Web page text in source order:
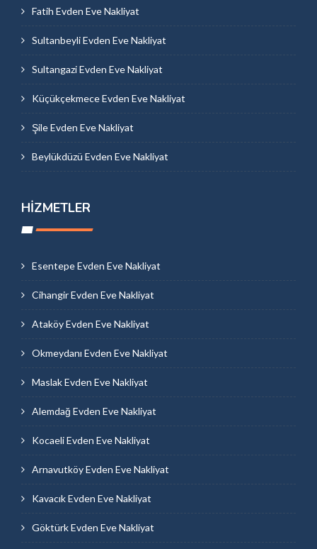
Fatih Evden Eve Nakliyat
Sultanbeyli Evden Eve Nakliyat
Sultangazi Evden Eve Nakliyat
Küçükçekmece Evden Eve Nakliyat
Şile Evden Eve Nakliyat
Beylükdüzü Evden Eve Nakliyat
HIZMETLER
Esentepe Evden Eve Nakliyat
Cihangir Evden Eve Nakliyat
Ataköy Evden Eve Nakliyat
Okmeydanı Evden Eve Nakliyat
Maslak Evden Eve Nakliyat
Alemdağ Evden Eve Nakliyat
Kocaeli Evden Eve Nakliyat
Arnavutköy Evden Eve Nakliyat
Kavacık Evden Eve Nakliyat
Göktürk Evden Eve Nakliyat